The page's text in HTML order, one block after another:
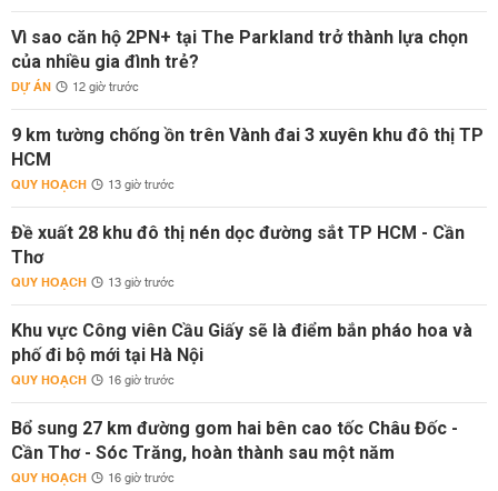
Vì sao căn hộ 2PN+ tại The Parkland trở thành lựa chọn
của nhiều gia đình trẻ?
DỰ ÁN 12 giờ trước
9 km tường chống ồn trên Vành đai 3 xuyên khu đô thị TP
HCM
QUY HOẠCH 13 giờ trước
Đề xuất 28 khu đô thị nén dọc đường sắt TP HCM - Cần
Thơ
QUY HOẠCH 13 giờ trước
Khu vực Công viên Cầu Giấy sẽ là điểm bắn pháo hoa và
phố đi bộ mới tại Hà Nội
QUY HOẠCH 16 giờ trước
Bổ sung 27 km đường gom hai bên cao tốc Châu Đốc -
Cần Thơ - Sóc Trăng, hoàn thành sau một năm
QUY HOẠCH 16 giờ trước